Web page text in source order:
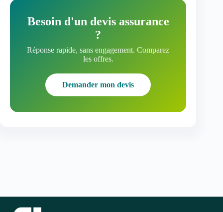
Besoin d'un devis assurance
?
Réponse rapide, sans engagement. Comparez
les offres.
Demander mon devis